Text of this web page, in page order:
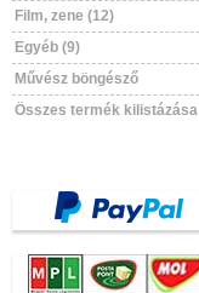
Film, zene (12)
Egyéb (9)
Művész böngésző
Összes termék kilistázása